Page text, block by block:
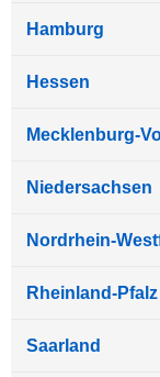
Hamburg
Hessen
Mecklenburg-
Niedersachsen
Nordrhein-
Rheinland-Pfalz
Saarland